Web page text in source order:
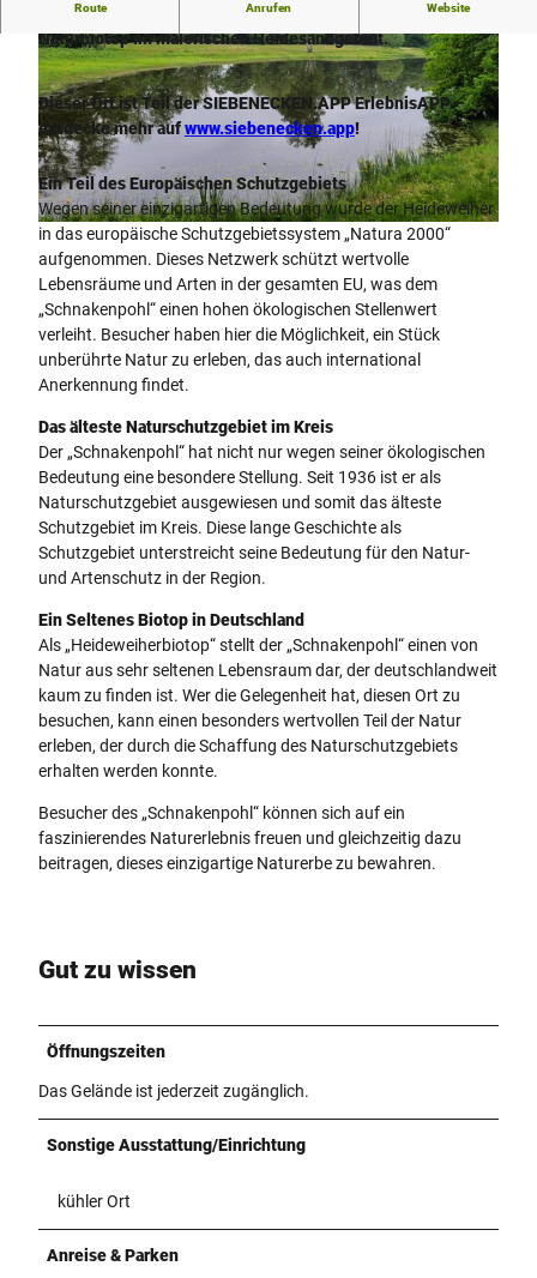
© Tourismusverband Sieben e.V. | CC-BY-SA
© Tourismusverband Sieben e.V. | CC-BY-SA
Route Anrufen Website
Heideweiher Schnakenpohl: Seltenes, nährstoffarmes
Naturbiotop im malerischen Heidesandgebiet.
Dieser Ort ist Teil der SIEBENECKEN.APP ErlebnisAPP –
entdecke mehr aufwww.siebenecken.app!
Ein Teil des Europäischen Schutzgebiets
Wegen seiner einzigartigen Bedeutung wurde der Heideweiher
in das europäische Schutzgebietssystem „Natura 2000“
aufgenommen. Dieses Netzwerk schützt wertvolle
Lebensräume und Arten in der gesamten EU, was dem
„Schnakenpohl“ einen hohen ökologischen Stellenwert
verleiht. Besucher haben hier die Möglichkeit, ein Stück
unberührte Natur zu erleben, das auch international
Anerkennung findet.
Das älteste Naturschutzgebiet im Kreis
Der „Schnakenpohl“ hat nicht nur wegen seiner ökologischen
Bedeutung eine besondere Stellung. Seit 1936 ist er als
Naturschutzgebiet ausgewiesen und somit das älteste
Schutzgebiet im Kreis. Diese lange Geschichte als
Schutzgebiet unterstreicht seine Bedeutung für den Natur-
und Artenschutz in der Region.
Ein Seltenes Biotop in Deutschland
Als „Heideweiherbiotop“ stellt der „Schnakenpohl“ einen von
Natur aus sehr seltenen Lebensraum dar, der deutschlandweit
kaum zu finden ist. Wer die Gelegenheit hat, diesen Ort zu
besuchen, kann einen besonders wertvollen Teil der Natur
erleben, der durch die Schaffung des Naturschutzgebiets
erhalten werden konnte.
Besucher des „Schnakenpohl“ können sich auf ein
faszinierendes Naturerlebnis freuen und gleichzeitig dazu
beitragen, dieses einzigartige Naturerbe zu bewahren.
Gut zu wissen
Öffnungszeiten
Das Gelände ist jederzeit zugänglich.
Sonstige Ausstattung/Einrichtung
kühler Ort
Anreise & Parken